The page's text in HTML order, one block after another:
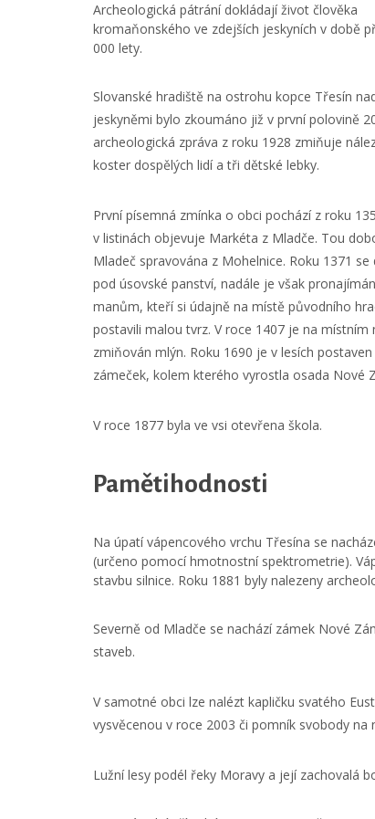
Archeologická pátrání dokládají život člověka
kromaňonského ve zdejších jeskyních v době
000 lety.
Slovanské hradiště na ostrohu kopce Třesín
jeskyněmi bylo zkoumáno již v první polovině
archeologická zpráva z roku 1928 zmiňuje
koster dospělých lidí a tři dětské lebky.
První písemná zmínka o obci pochází z roku
v listinách objevuje Markéta z Mladče. Tou
Mladeč spravována z Mohelnice. Roku 1371 se
pod úsovské panství, nadále je však
manům, kteří si údajně na místě původního
postavili malou tvrz. V roce 1407 je na místním
zmiňován mlýn. Roku 1690 je v lesích
zámeček, kolem kterého vyrostla osada Nové
V roce 1877 byla ve vsi otevřena škola.
Pamětihodnosti
Na úpatí vápencového vrchu Třesína se
(určeno pomocí hmotnostní spektrometrie).
stavbu silnice. Roku 1881 byly nalezeny
Severně od Mladče se nachází zámek Nové
staveb.
V samotné obci lze nalézt kapličku svatého
vysvěcenou v roce 2003 či pomník svobody na
Lužní lesy podél řeky Moravy a její zachovalá